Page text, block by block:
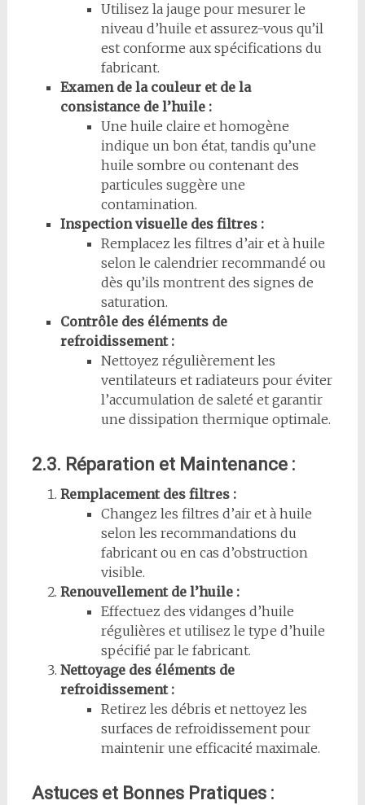
Utilisez la jauge pour mesurer le
niveau d’huile et assurez-vous qu’il
est conforme aux spécifications du
fabricant.
Examen de la couleur et de la
consistance de l’huile :
Une huile claire et homogène
indique un bon état, tandis qu’une
huile sombre ou contenant des
particules suggère une
contamination.
Inspection visuelle des filtres :
Remplacez les filtres d’air et à huile
selon le calendrier recommandé ou
dès qu’ils montrent des signes de
saturation.
Contrôle des éléments de
refroidissement :
Nettoyez régulièrement les
ventilateurs et radiateurs pour éviter
l’accumulation de saleté et garantir
une dissipation thermique optimale.
2.3. Réparation et Maintenance :
Remplacement des filtres :
Changez les filtres d’air et à huile
selon les recommandations du
fabricant ou en cas d’obstruction
visible.
Renouvellement de l’huile :
Effectuez des vidanges d’huile
régulières et utilisez le type d’huile
spécifié par le fabricant.
Nettoyage des éléments de
refroidissement :
Retirez les débris et nettoyez les
surfaces de refroidissement pour
maintenir une efficacité maximale.
Astuces et Bonnes Pratiques :